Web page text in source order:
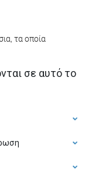
τα οποία
σε αυτό το